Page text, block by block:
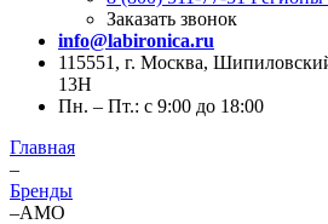
Заказать звонок
info@labironica.ru
115551, г. Москва,
13Н
Пн. – Пт.: с 9:00 до 18:00
Главная
–
Бренды
–AMO